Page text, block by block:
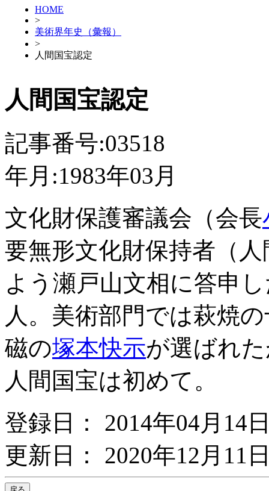
HOME
>
美術界年史（彙報）
>
人間国宝認定
人間国宝認定
記事番号:03518
年月:1983年03月
文化財保護審議会（会長
要無形文化財保持者（
よう瀬戸山文相に答申
人。美術部門では萩焼
磁の塚本快示が選ばれ
人間国宝は初めて。
登録日： 2014年04月14
更新日： 2020年12月11